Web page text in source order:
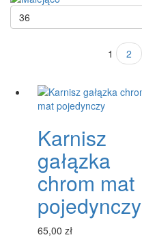
36
1 2
Karnisz
gałązka
chrom mat
pojedynczy
65,00 zł